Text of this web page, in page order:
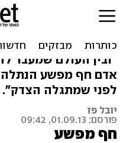
שירה: "בוער
העולם הזה"
"ובין העולם שמעבר
אדם חף מפשע הנתלה
לפני שמתגלה הצדק".
יובל פז
פורסם: 01.09.13, 09:42
חף מפשע